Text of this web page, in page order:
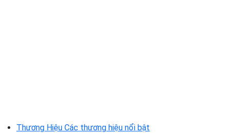
Thương Hiệu Các thương hiệu nổi bật